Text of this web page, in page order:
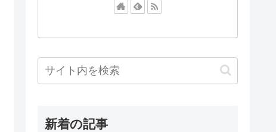
新着の記事